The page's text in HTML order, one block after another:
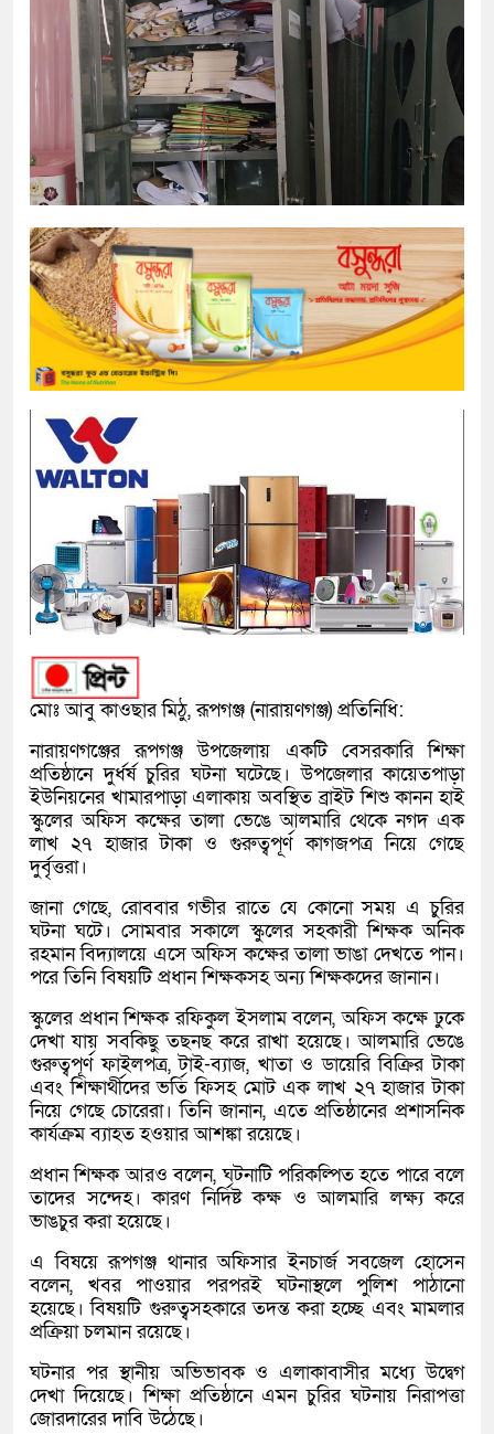
মোঃ আবু কাওছার মিঠু, রূপগঞ্জ (নারায়ণগঞ্জ) প্রতিনিধি:
নারায়ণগঞ্জের রূপগঞ্জ উপজেলায় একটি বেসরকারি শিক্ষা
প্রতিষ্ঠানে দুর্ধর্ষ চুরির ঘটনা ঘটেছে। উপজেলার কায়েতপাড়া
ইউনিয়নের খামারপাড়া এলাকায় অবস্থিত ব্রাইট শিশু কানন হাই
স্কুলের অফিস কক্ষের তালা ভেঙে আলমারি থেকে নগদ এক
লাখ ২৭ হাজার টাকা ও গুরুত্বপূর্ণ কাগজপত্র নিয়ে গেছে
দুর্বৃত্তরা।
জানা গেছে, রোববার গভীর রাতে যে কোনো সময় এ চুরির
ঘটনা ঘটে। সোমবার সকালে স্কুলের সহকারী শিক্ষক অনিক
রহমান বিদ্যালয়ে এসে অফিস কক্ষের তালা ভাঙা দেখতে পান।
পরে তিনি বিষয়টি প্রধান শিক্ষকসহ অন্য শিক্ষকদের জানান।
স্কুলের প্রধান শিক্ষক রফিকুল ইসলাম বলেন, অফিস কক্ষে ঢুকে
দেখা যায় সবকিছু তছনছ করে রাখা হয়েছে। আলমারি ভেঙে
গুরুত্বপূর্ণ ফাইলপত্র, টাই-ব্যাজ, খাতা ও ডায়েরি বিক্রির টাকা
এবং শিক্ষার্থীদের ভর্তি ফিসহ মোট এক লাখ ২৭ হাজার টাকা
নিয়ে গেছে চোরেরা। তিনি জানান, এতে প্রতিষ্ঠানের প্রশাসনিক
কার্যক্রম ব্যাহত হওয়ার আশঙ্কা রয়েছে।
প্রধান শিক্ষক আরও বলেন, ঘটনাটি পরিকল্পিত হতে পারে বলে
তাদের সন্দেহ। কারণ নির্দিষ্ট কক্ষ ও আলমারি লক্ষ্য করে
ভাঙচুর করা হয়েছে।
এ বিষয়ে রূপগঞ্জ থানার অফিসার ইনচার্জ সবজেল হোসেন
বলেন, খবর পাওয়ার পরপরই ঘটনাস্থলে পুলিশ পাঠানো
হয়েছে। বিষয়টি গুরুত্বসহকারে তদন্ত করা হচ্ছে এবং মামলার
প্রক্রিয়া চলমান রয়েছে।
ঘটনার পর স্থানীয় অভিভাবক ও এলাকাবাসীর মধ্যে উদ্বেগ
দেখা দিয়েছে। শিক্ষা প্রতিষ্ঠানে এমন চুরির ঘটনায় নিরাপত্তা
জোরদারের দাবি উঠেছে।